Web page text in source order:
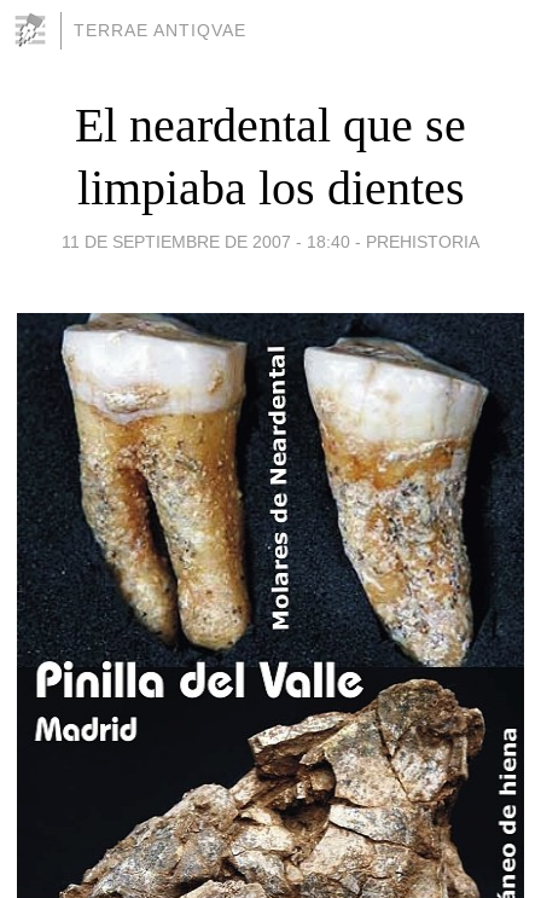
TERRAE ANTIQVAE
El neardental que se
limpiaba los dientes
11 DE SEPTIEMBRE DE 2007 - 18:40 - PREHISTORIA